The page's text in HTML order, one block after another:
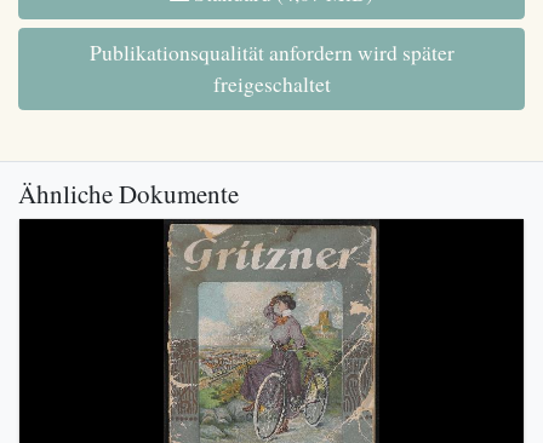
Publikationsqualität anfordern wird später
freigeschaltet
Ähnliche Dokumente